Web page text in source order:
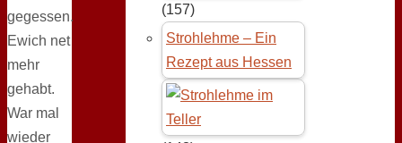
gegessen.
Ewich net
mehr
gehabt.
War mal
wieder
(157)
Strohlehme – Ein
Rezept aus Hessen